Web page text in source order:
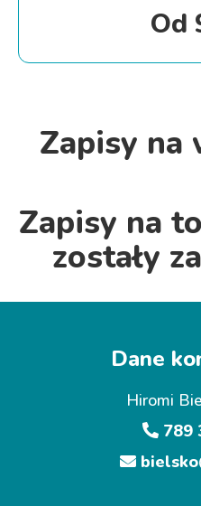
Od
Zapisy na
Zapisy na
zostały
Dane
Hiromi
789